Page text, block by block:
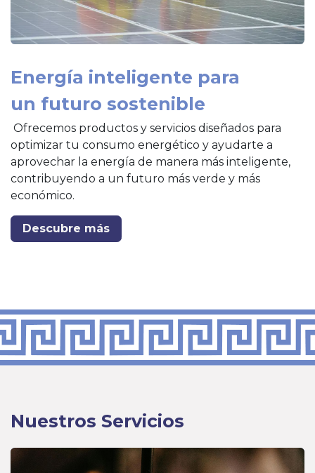
Energía inteligente para
un futuro sostenible
Ofrecemos productos y servicios diseñados para
optimizar tu consumo energético y ayudarte a
aprovechar la energía de manera más inteligente,
contribuyendo a un futuro más verde y más
económico.
Descubre más
Nuestros Servicios